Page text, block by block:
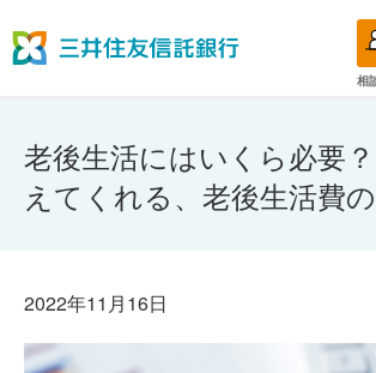
相
老後生活にはいくら必要
えてくれる、老後生活費
2022年11月16日